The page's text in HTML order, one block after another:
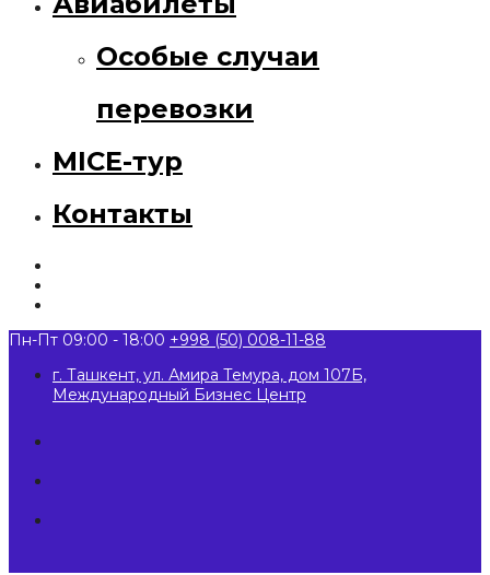
Особые случаи
перевозки
MICE-тур
Контакты
Пн-Пт 09:00 - 18:00 +998 (50) 008-11-88
г. Ташкент, ул. Амира Темура, дом 107Б,
Международный Бизнес Центр